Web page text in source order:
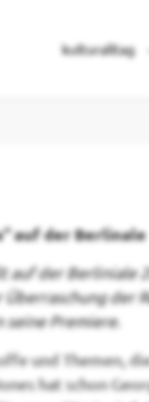
kulturalltag
auf der Berlinale
der Berliniale
der
seine Premiere.
und Themen,
hat schon